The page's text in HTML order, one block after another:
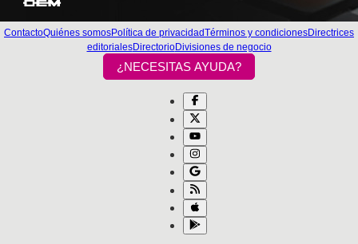
ContactoQuiénes somosPolítica de privacidadTérminos y condicionesDirectrices
editorialesDirectorioDivisiones de negocio
¿NECESITAS AYUDA?